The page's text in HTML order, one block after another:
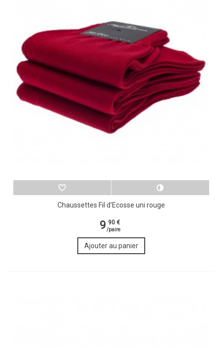
Chaussettes Fil d'Ecosse uni rouge
9 90 €
/paire